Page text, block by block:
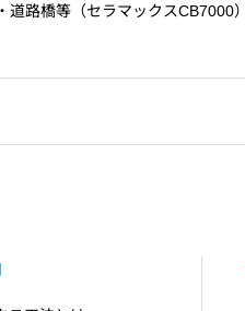
道路橋等（セラマックスCB7000）